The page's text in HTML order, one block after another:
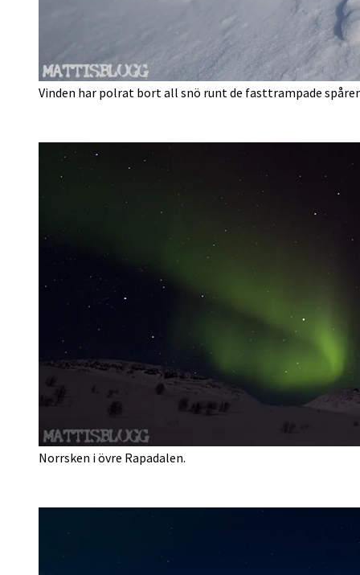
Vinden har polrat bort all snö runt de fasttrampade
Norrsken i övre Rapadalen.